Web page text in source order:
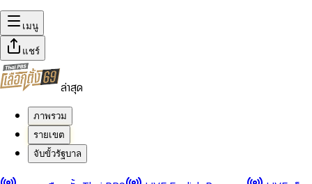
เมนู
แชร์
ล่าสุด
ภาพรวม
รายเขต
จับขั้วรัฐบาล
00